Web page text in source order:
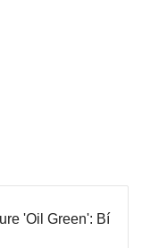
'Oil Green': Bí